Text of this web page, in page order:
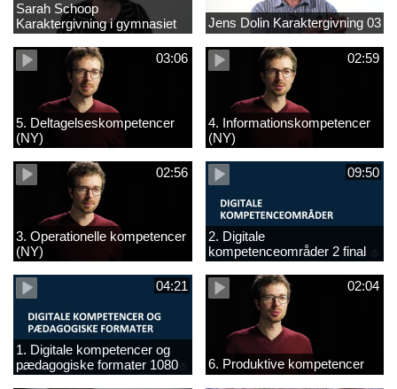
Sarah Schoop
Karaktergivning i gymnasiet
01
Jens Dolin Karaktergivning 03
03:06
5. Deltagelseskompetencer
(NY)
02:59
4. Informationskompetencer
(NY)
02:56
3. Operationelle kompetencer
(NY)
09:50
2. Digitale
kompetenceområder 2 final
(NY)
04:21
1. Digitale kompetencer og
pædagogiske formater 1080
final (ny)
02:04
6. Produktive kompetencer